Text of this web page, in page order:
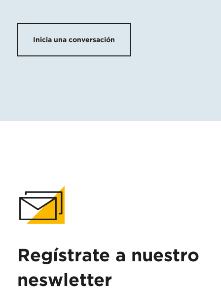
Inicia una conversación
Regístrate a nuestro
neswletter